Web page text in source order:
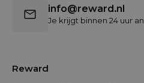
info@reward.nl
Je krijgt binnen 24 uur
Reward